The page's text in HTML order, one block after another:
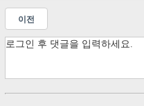
이전